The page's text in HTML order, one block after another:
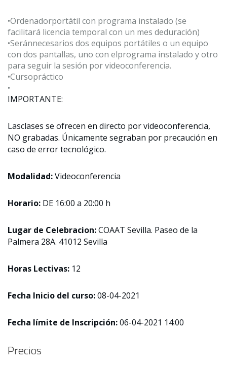
•Ordenadorportátil con programa instalado (se
facilitará licencia temporal con un mes deduración)
•Seránnecesarios dos equipos portátiles o un equipo
con dos pantallas, uno con elprograma instalado y otro
para seguir la sesión por videoconferencia.
•Cursopráctico
•
IMPORTANTE:
Lasclases se ofrecen en directo por videoconferencia,
NO grabadas. Únicamente segraban por precaución en
caso de error tecnológico.
Modalidad:Videoconferencia
Horario: DE 16:00 a 20:00 h
Lugar de Celebracion:COAAT Sevilla. Paseo de la
Palmera 28A. 41012 Sevilla
Horas Lectivas: 12
Fecha Inicio del curso:08-04-2021
Fecha límite de Inscripción:06-04-2021 14:00
Precios